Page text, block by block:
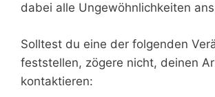
dabei alle Ungewöhnlichkeiten
Solltest du eine der folgenden
feststellen, zögere nicht, deinen
kontaktieren: